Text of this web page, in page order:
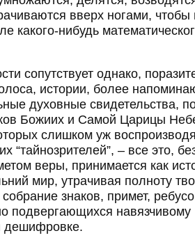
вверх ногами, чтобы
какого-нибудь
сопутствует однако,
истории, более
духовные свидетельства,
Божиих и Самой Царицы
слишком уж
“тайнозрителей”, – все это,
веры, принимается как
мир, утрачивая полноту
знаков, примет,
подвергающихся
дешифровке.